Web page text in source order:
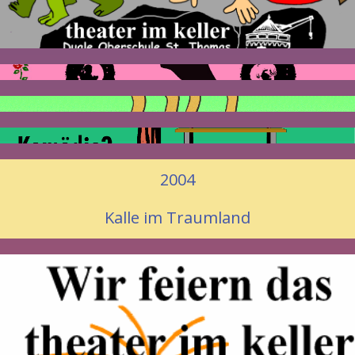
2004
Kalle im Traumland